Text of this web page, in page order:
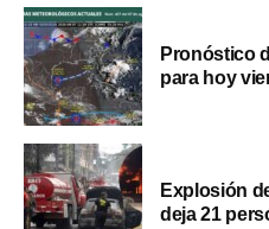
Pronóstico
para hoy
Explosión
deja 21